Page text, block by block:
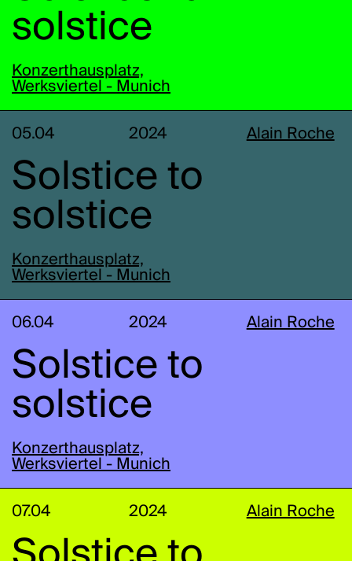
solstice
Konzerthausplatz,
Werksviertel - Munich
05.04 2024 Alain Roche
Solstice to
solstice
Konzerthausplatz,
Werksviertel - Munich
06.04 2024 Alain Roche
Solstice to
solstice
Konzerthausplatz,
Werksviertel - Munich
07.04 2024 Alain Roche